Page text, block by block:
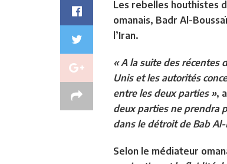
Les rebelles houthistes
omanais, Badr Al-
l’Iran.
« A la suite des récentes
Unis et les autorités
entre les deux parties »,
deux parties ne prendra
dans le détroit de Bab
Selon le médiateur